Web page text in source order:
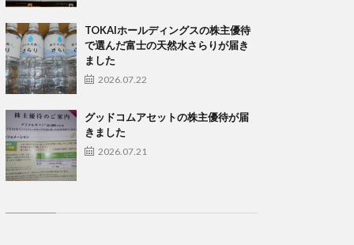
TOKAIホールディングスの株主優待
で選んだ富士の天然水さらりが届き
ました
2026.07.22
グッドコムアセットの株主優待が届
きました
2026.07.21